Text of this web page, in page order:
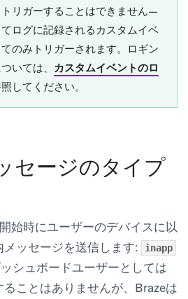
トリガーすることはできません—
ログに記録されるカスタムイベ
のみトリガーされます。ロギン
いては、 カスタムイベントのロ
してください。
セージのタイプ
始時にユーザーのデバイスに以
ッセージを送信します:
inapp
シュボードユーザーとしては
ことはありませんが、Brazeは